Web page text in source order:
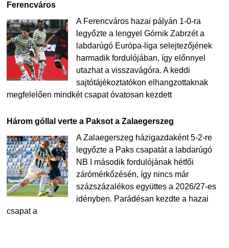
Ferencváros
A Ferencváros hazai pályán 1-0-ra
legyőzte a lengyel Górnik Zabrzét a
labdarúgó Európa-liga selejtezőjének
harmadik fordulójában, így előnnyel
utazhat a visszavágóra. A keddi
sajtótájékoztatókon elhangzottaknak
megfelelően mindkét csapat óvatosan kezdett
Három góllal verte a Paksot a Zalaegerszeg
A Zalaegerszeg házigazdaként 5-2-re
legyőzte a Paks csapatát a labdarúgó
NB I második fordulójának hétfői
zárómérkőzésén, így nincs már
százszázalékos együttes a 2026/27-es
idényben. Parádésan kezdte a hazai
csapat a